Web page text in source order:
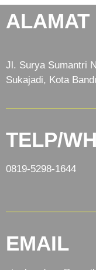
ALAMAT
Jl. Surya Sumantri
Sukajadi, Kota
TELP/
0819-5298-1644
EMAIL